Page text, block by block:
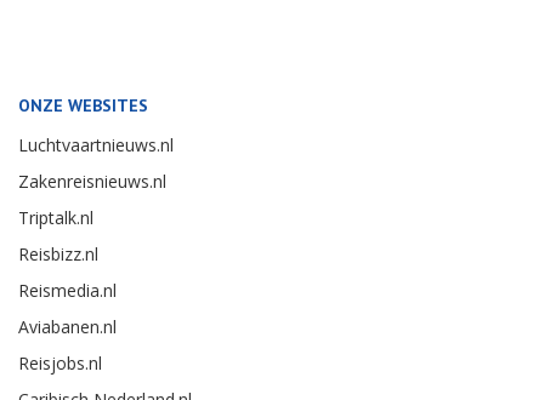
ONZE WEBSITES
Luchtvaartnieuws.nl
Zakenreisnieuws.nl
Triptalk.nl
Reisbizz.nl
Reismedia.nl
Aviabanen.nl
Reisjobs.nl